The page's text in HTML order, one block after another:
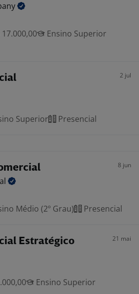
17.000,00
Ensino Superior
2 jul
Superior Presencial
8 jun
Médio (2º Grau) Presencial
Estratégico 21 mai
Ensino Superior